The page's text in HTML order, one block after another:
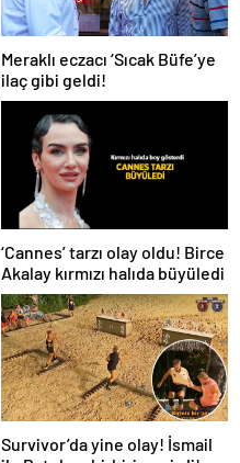
Meraklı eczacı ‘Sıcak Büfe’ye
ilaç gibi geldi!
‘Cannes’ tarzı olay oldu! Birce
Akalay kırmızı halıda büyüledi
Survivor’da yine olay! İsmail